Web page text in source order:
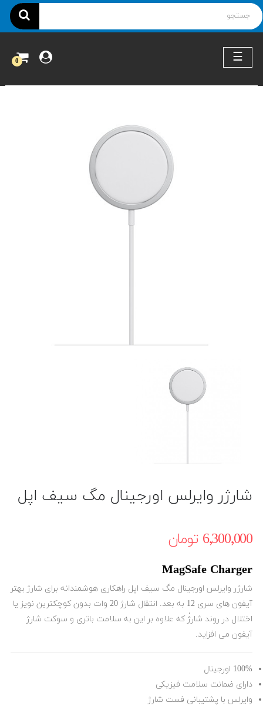
ناوبری
☰
0
شارژر وایرلس اورجینال مگ سیف اپل
6٬300٬000 ‎تومان
MagSafe Charger
شارژر وایرلس اورجینال مگ سیف اپل راهکاری هوشمندانه برای شارژ بهتر
آیفون های سری 12 به بعد. انتقال شارژ 20 وات بدون کوچکترین نویز یا
اختلال در روند شارژٰ که علاوه بر این به سلامت باتری و سوکت شارژ
آیفون می افزاید.
100% اورجینال
دارای ضمانت سلامت فیزیکی
وایرلس با پشتیبانی فست شارژ